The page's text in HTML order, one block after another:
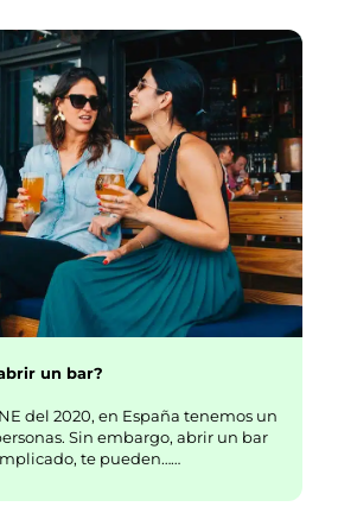
un bar?
del 2020, en España tenemos un
Sin embargo, abrir un bar
te pueden……